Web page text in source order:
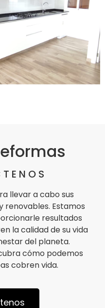
llevar a cabo sus
Estamos
resultados
la calidad de su vida
del planeta.
cómo podemos
cobren vida.